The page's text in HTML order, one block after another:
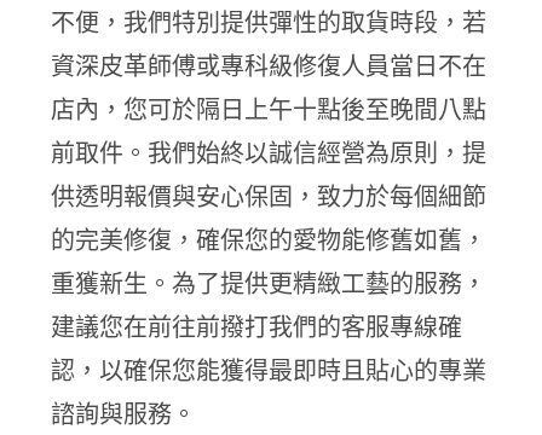
不便，我們特別提供彈性的取貨時段，若
資深皮革師傅或專科級修復人員當日不在
店內，您可於隔日上午十點後至晚間八點
前取件。我們始終以誠信經營為原則，提
供透明報價與安心保固，致力於每個細節
的完美修復，確保您的愛物能修舊如舊，
重獲新生。為了提供更精緻工藝的服務，
建議您在前往前撥打我們的客服專線確
認，以確保您能獲得最即時且貼心的專業
諮詢與服務。